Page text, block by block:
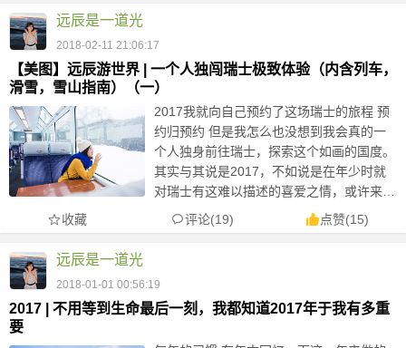
远辰是一道光
2018-02-11 21:06:17
【美图】远辰游世界 | 一个人独闯瑞士极致体验（内含列车，
滑雪，雪山指南）（一）
2017我就向自己预约了这场瑞士的旅程 预
约归预约 但是我怎么也没想到我会真的一
个人独身前往瑞士，探索这个如画的国度。
其实与其说是2017，不如说是在年少时就
对瑞士有这难以描述的喜爱之情，或许来自
阿尔卑斯硬糖？ 一个阿尔卑斯山脉脚下的
国家，一个政治中立的...
收藏 评论(19) 点赞(15)
远辰是一道光
2018-01-01 00:56:19
2017 | 不用等到生命最后一刻，我都知道2017年于我有多重
要